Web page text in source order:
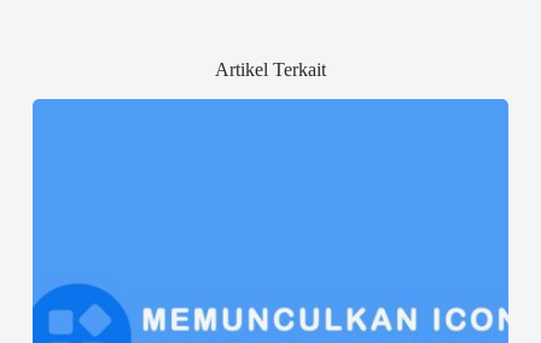
Artikel Terkait